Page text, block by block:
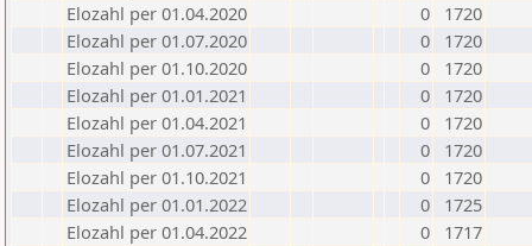
Elozahl per 01.04.2020
0
1720
Elozahl per 01.07.2020
0
1720
Elozahl per 01.10.2020
0
1720
Elozahl per 01.01.2021
0
1720
Elozahl per 01.04.2021
0
1720
Elozahl per 01.07.2021
0
1720
Elozahl per 01.10.2021
0
1720
Elozahl per 01.01.2022
0
1725
Elozahl per 01.04.2022
0
1717